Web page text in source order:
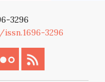
3296
3296